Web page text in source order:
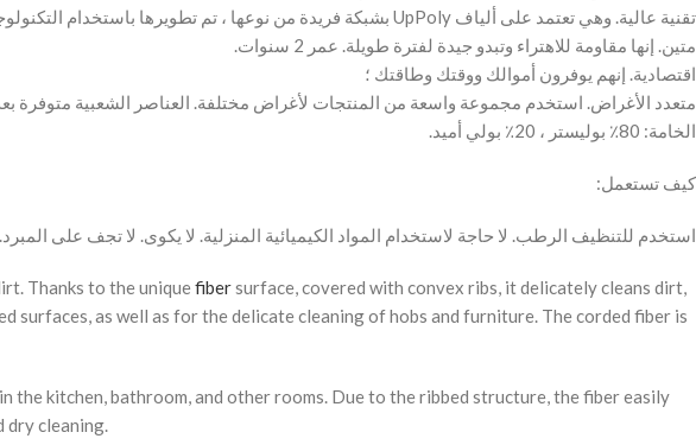
تقنية عالية. وهي تعتمد على ألياف UpPoly بشبكة فريدة من نوعها ، تم تطويرها باستخدام التكنولوجيا اليابانية ؛
متين. إنها مقاومة للاهتراء وتبدو جيدة لفترة طويلة. عمر 2 سنوات.
اقتصادية. إنهم يوفرون أموالك ووقتك وطاقتك ؛
متعدد الأغراض. استخدم مجموعة واسعة من المنتجات لأغراض مختلفة. العناصر الشعبية متوفرة
الخامة: 80٪ بوليستر ، 20٪ بولي أميد.
كيف تستعمل:
استخدم للتنظيف الرطب. لا حاجة لاستخدام المواد الكيميائية المنزلية. لا يكوى. لا تجف على المبرد.
Thanks to the uniquefibersurface, covered with convex ribs, it delicately cleans dirt,
surfaces, as well as for the delicate cleaning of hobs and furniture. The corded fiber is
the kitchen, bathroom, and other rooms. Due to the ribbed structure, the fiber easily
dry cleaning.
Instagram
Pinterest